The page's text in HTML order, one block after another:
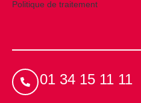
Politique de traitement
01 34 15 11 11